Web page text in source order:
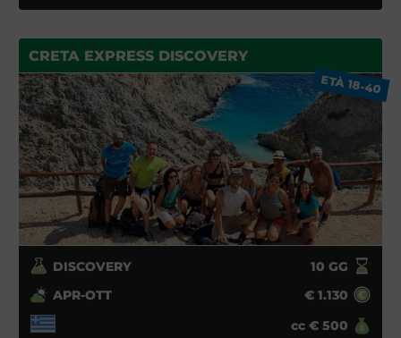
CRETA EXPRESS DISCOVERY
ETÀ 18-40
DISCOVERY 10 GG
APR-OTT
€ 1.130
cc € 500